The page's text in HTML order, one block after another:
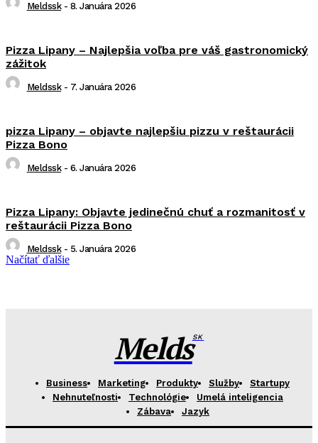
Meldssk - 8. Januára 2026
Pizza Lipany – Najlepšia voľba pre váš gastronomický
zážitok
Meldssk - 7. Januára 2026
pizza Lipany – objavte najlepšiu pizzu v reštaurácii
Pizza Bono
Meldssk - 6. Januára 2026
Pizza Lipany: Objavte jedinečnú chuť a rozmanitosť v
reštaurácii Pizza Bono
Meldssk - 5. Januára 2026
Načítať ďalšie
MeldsSK
Business Marketing Produkty Služby
Startupy
Nehnuteľnosti
Technológie
Umelá inteligencia
Zábava
Jazyk